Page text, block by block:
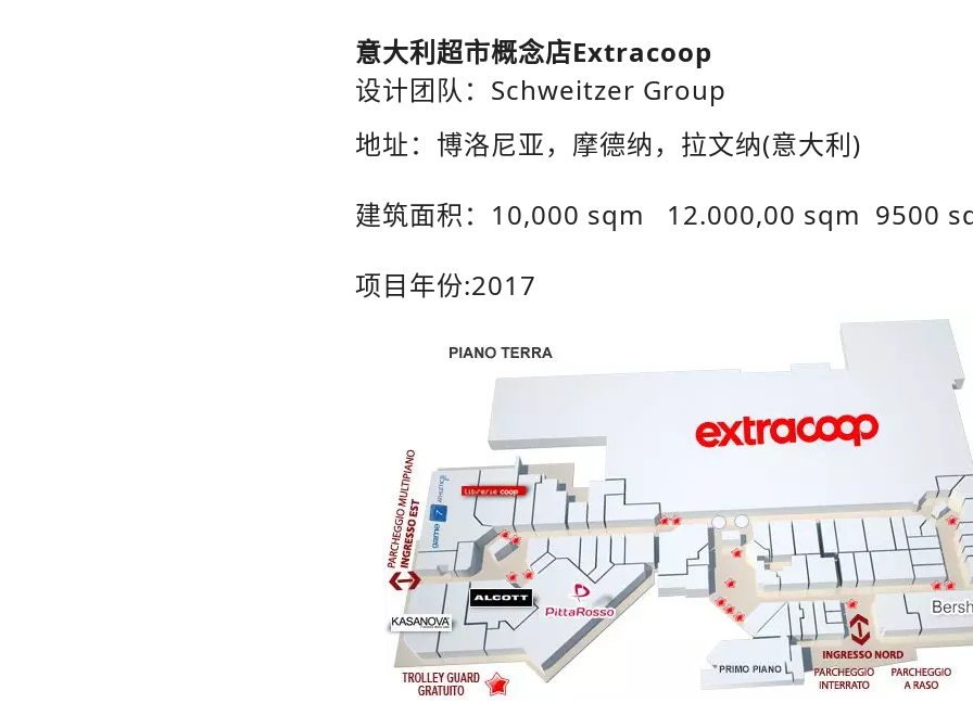
意大利超市概念店Extracoop
设计团队： Schweitzer Group
地址：博洛尼亚，摩德纳，拉文纳(意大利 )
建筑面积： 10,000 sqm 12.000,00 sqm 9500
项目年份:2017